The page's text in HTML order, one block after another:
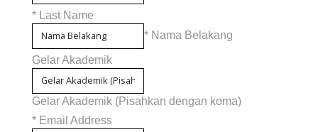
* Last Name
* Nama Belakang
Gelar Akademik
Gelar Akademik (Pisahkan dengan koma)
* Email Address